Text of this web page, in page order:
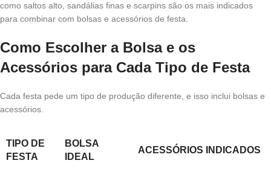
como saltos alto, sandálias finas e scarpins são os mais indicados
para combinar com bolsas e acessórios de festa.
Como Escolher a Bolsa e os
Acessórios para Cada Tipo de Festa
Cada festa pede um tipo de produção diferente, e isso inclui bolsas e
acessórios.
TIPO DE
FESTA
BOLSA
IDEAL
ACESSÓRIOS INDICADOS